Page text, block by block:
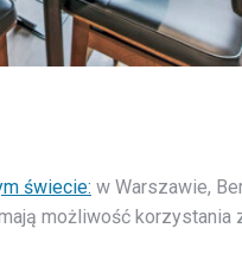
świecie: w Warszawie,
możliwość